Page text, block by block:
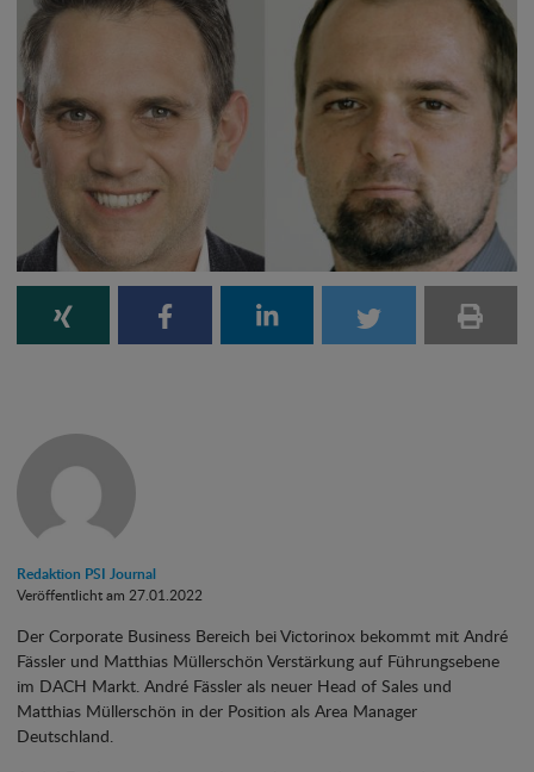
Redaktion PSI Journal
Veröffentlicht am 27.01.2022
Der Corporate Business Bereich bei Victorinox bekommt mit André
Fässler und Matthias Müllerschön Verstärkung auf Führungsebene
im DACH Markt. André Fässler als neuer Head of Sales und
Matthias Müllerschön in der Position als Area Manager
Deutschland.